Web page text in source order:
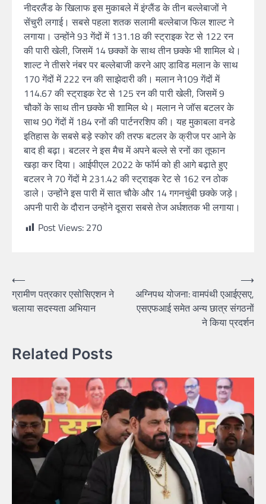
नीदरलैंड के खिलाफ इस मुकाबले में इंग्लैंड के तीन बल्लेबाजों ने
सेंचुरी लगाई। सबसे पहला शतक सलामी बल्लेबाज फिल शाल्ट ने
लगाया। उन्होंने 93 गेंदों में 131.18 की स्ट्राइक रेट से 122 रन
की पारी खेली, जिसमें 14 छक्कों के साथ तीन छक्के भी शामिल थे।
शाल्ट ने तीसरे नंबर पर बल्लेबाजी करने आए डाविड मलान के साथ
170 गेंदों में 222 रन की साझेदारी की। मलान ने109 गेंदों में
114.67 की स्ट्राइक रेट से 125 रन की पारी खेली, जिसमें 9
चौकों के साथ तीन छक्के भी शामिल थे। मलान ने जॉस बटलर के
साथ 90 गेंदों में 184 रनों की पार्टनरशिप की। यह मुकाबला वनडे
इतिहास के सबसे बड़े स्कोर की तरफ बटलर के क्रीज पर आने के
बाद ही बढ़ा। बटलर ने इस मैच में अपने बल्ले से रनों का तूफान
खड़ा कर दिया। आईपीएल 2022 के फॉर्म को ही आगे बढ़ाते हुए
बटलर ने 70 गेंदों मे 231.42 की स्ट्राइक रेट से 162 रन ठोक
डाले। उन्होंने इस पारी में सात चौके और 14 गगनचुंबी छक्के जड़े।
अपनी पारी के दौरान उन्होंने दूसरा सबसे तेज अर्धशतक भी लगाया।
Post Views: 270
⟵
ग्रामीण पत्रकार एसोसिएशन ने
चलाया सदस्यता अभियान
अग्निपथ योजना: वामपंथी एआईएसए,
एसएफआई समेत अन्य छात्र संगठनों
ने किया प्रदर्शन
⟶
Related Posts